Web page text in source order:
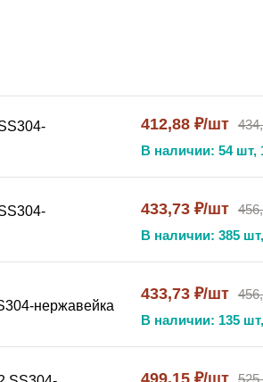
в промышленных условиях
промышленного
промышленности.
и механическим
для работы в условиях
позволяет подобрать хомут для
вибрацию и динамические
маслам и техническим жидкостям.
и исключает смещение
412,88 ₽/шт
В наличии: 54 шт,
433,73 ₽/шт
В наличии: 385
нержавейка
433,73 ₽/шт
В наличии: 135
499,15 ₽/шт